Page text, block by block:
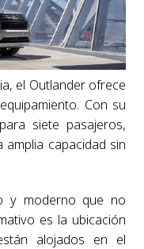
el Outlander ofrece
Con su
siete pasajeros,
capacidad sin
y moderno que no
es la ubicación
alojados en el